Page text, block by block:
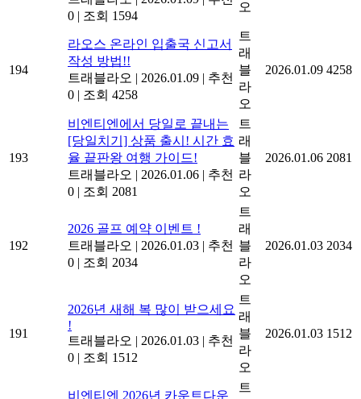
0 | 조회 1594
오
194
라오스 온라인 입출국 신고서
작성 방법!!
트래블라오 | 2026.01.09 | 추천
0 | 조회 4258
트
래
블
라
오
2026.01.09 4258
193
비엔티엔에서 당일로 끝내는
[당일치기] 상품 출시! 시간 효
율 끝판왕 여행 가이드!
트래블라오 | 2026.01.06 | 추천
0 | 조회 2081
트
래
블
라
오
2026.01.06 2081
192
2026 골프 예약 이벤트 !
트래블라오 | 2026.01.03 | 추천
0 | 조회 2034
트
래
블
라
오
2026.01.03 2034
191
2026년 새해 복 많이 받으세요
!
트래블라오 | 2026.01.03 | 추천
0 | 조회 1512
트
래
블
라
오
2026.01.03 1512
비엔티엔 2026년 카운트다운
트